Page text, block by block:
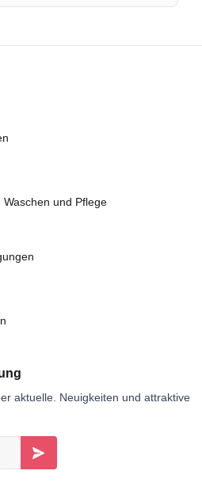
und Pflege
aktuelle. Neuigkeiten und attraktive